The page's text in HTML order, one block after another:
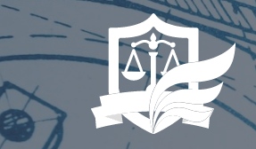
Skip
to
content